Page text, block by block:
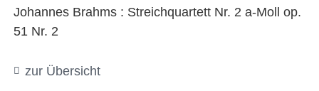
Johannes Brahms : Streichquartett Nr. 2 a-Moll op.
51 Nr. 2
zur Übersicht